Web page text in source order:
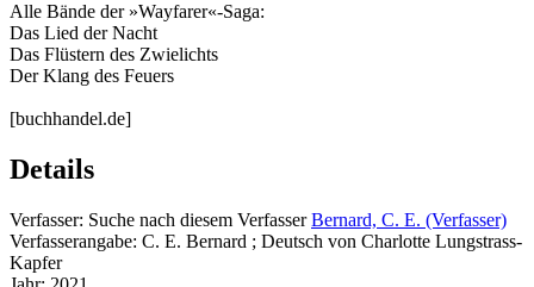
Alle Bände der »Wayfarer«-Saga:
Das Lied der Nacht
Das Flüstern des Zwielichts
Der Klang des Feuers
[buchhandel.de]
Details
Verfasser: Suche nach diesem Verfasser Bernard, C. E. (Verfasser)
Verfasserangabe: C. E. Bernard ; Deutsch von Charlotte Lungstrass-
Kapfer